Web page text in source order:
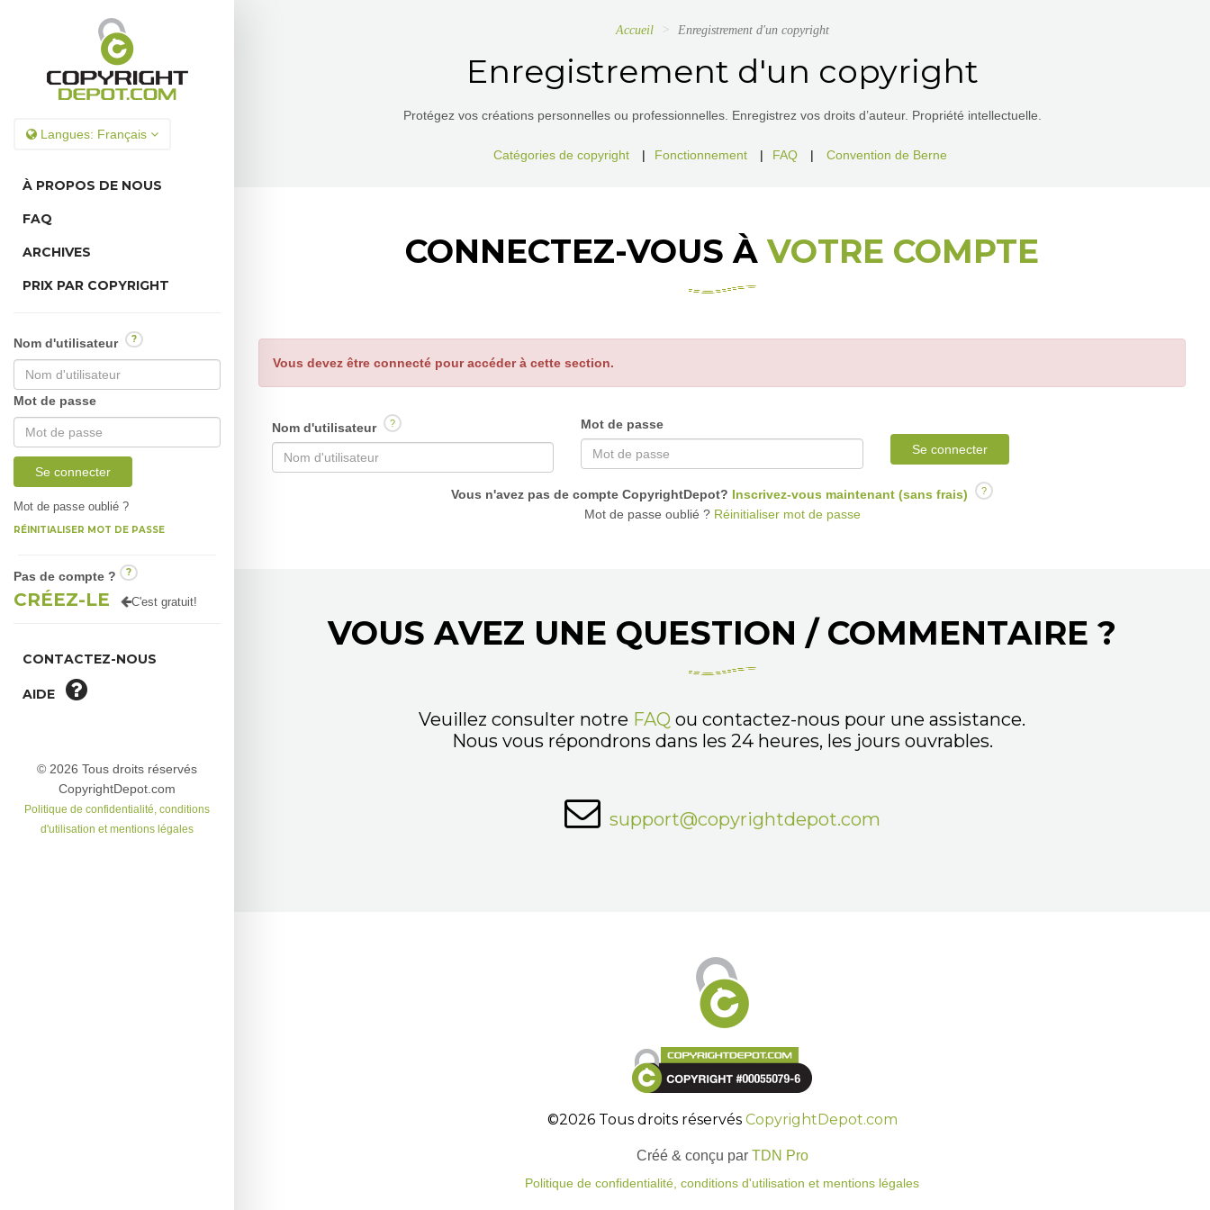
Langues: Français
À PROPOS DE NOUS
FAQ
ARCHIVES
PRIX PAR COPYRIGHT
Nom d'utilisateur ?
Mot de passe
Se connecter
Mot de passe oublié ?
RÉINITIALISER MOT DE PASSE
Pas de compte ? ?
CRÉEZ-LE C'est gratuit!
CONTACTEZ-NOUS
AIDE
© 2026 Tous droits réservés
CopyrightDepot.com
Politique de confidentialité, conditions
d'utilisation et mentions légales
Accueil Enregistrement d'un copyright
Enregistrement d'un copyright
Protégez vos créations personnelles ou professionnelles. Enregistrez vos droits d’auteur. Propriété intellectuelle.
Catégories de copyright | Fonctionnement | FAQ | Convention de Berne
CONNECTEZ-VOUS ÀVOTRE COMPTE
Vous devez être connecté pour accéder à cette section.
Nom d'utilisateur ?
Mot de passe
Se connecter
Vous n'avez pas de compte CopyrightDepot? Inscrivez-vous maintenant (sans frais) ?
Mot de passe oublié ?Réinitialiser mot de passe
VOUS AVEZ UNE QUESTION / COMMENTAIRE ?
Veuillez consulter notre FAQ ou contactez-nous pour une assistance.
Nous vous répondrons dans les 24 heures, les jours ouvrables.
support@copyrightdepot.com
©2026 Tous droits réservés CopyrightDepot.com
Créé & conçu par TDN Pro
Politique de confidentialité, conditions d'utilisation et mentions légales